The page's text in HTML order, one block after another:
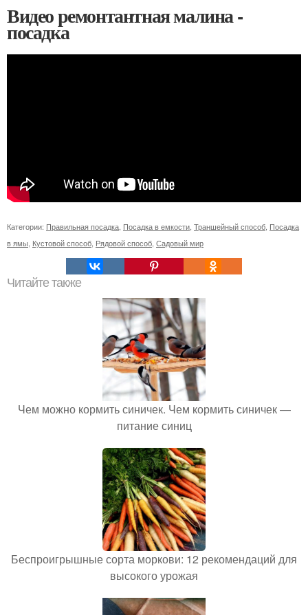
Видео ремонтантная малина -
посадка
Категории: Правильная посадка Посадка в емкости Траншейный способ Посадка
в ямы Кустовой способ Рядовой способ Садовый мир
Читайте также
Чем можно кормить синичек. Чем кормить синичек —
питание синиц
Беспроигрышные сорта моркови: 12 рекомендаций для
высокого урожая